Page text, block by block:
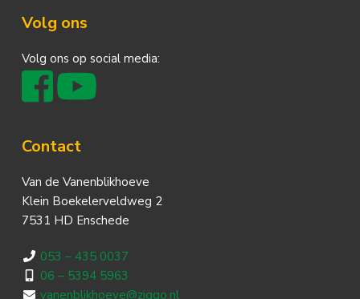
Footer
Volg ons
Volg ons op social media:
Contact
Van de Vanenblikhoeve
Klein Boekelerveldweg 2
7531 HD Enschede
053 – 435 0037
06 – 5394 5963
vanenblikhoeve@ziggo.nl